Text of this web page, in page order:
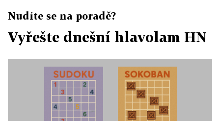
Nudíte se na poradě?
Vyřešte dnešní hlavolam HN